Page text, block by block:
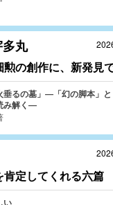
丸
勲の創作に、新発見
垂るの墓」―「幻の脚本」
み解く―
肯定してくれる六篇
い